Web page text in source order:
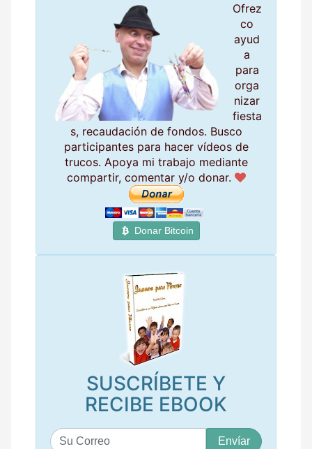
Ofrez
co
ayud
a
para
orga
nizar
fiesta
s, recaudación de fondos. Busco
participantes para hacer vídeos de
trucos. Apoya mi trabajo mediante
compartir, comentar y/o donar.
Donar Bitcoin
SUSCRÍBETE Y
RECIBE EBOOK